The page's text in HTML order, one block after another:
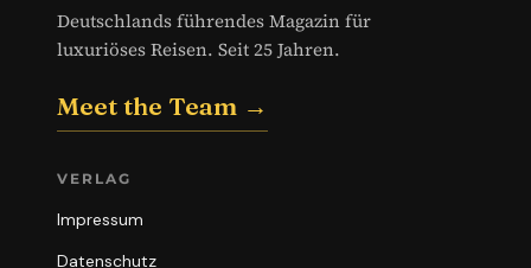
Deutschlands führendes Magazin für
luxuriöses Reisen. Seit 25 Jahren.
Meet the Team →
VERLAG
Impressum
Datenschutz